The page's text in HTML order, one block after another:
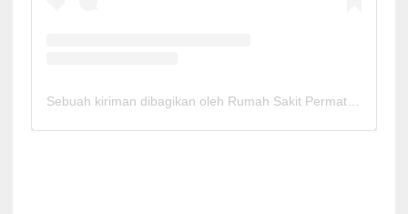
Sebuah kiriman dibagikan oleh Rumah Sakit Permata Cirebon (@rspermatacirebon)